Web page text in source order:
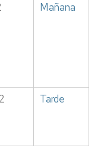
Mañana
Tarde